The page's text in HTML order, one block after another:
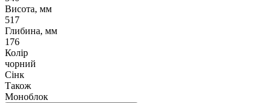
Висота, мм
517
Глибина, мм
176
Колір
чорний
Сінк
Також
Моноблок